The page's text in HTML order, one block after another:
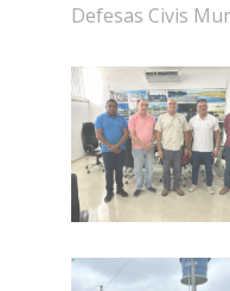
Defesas Civis